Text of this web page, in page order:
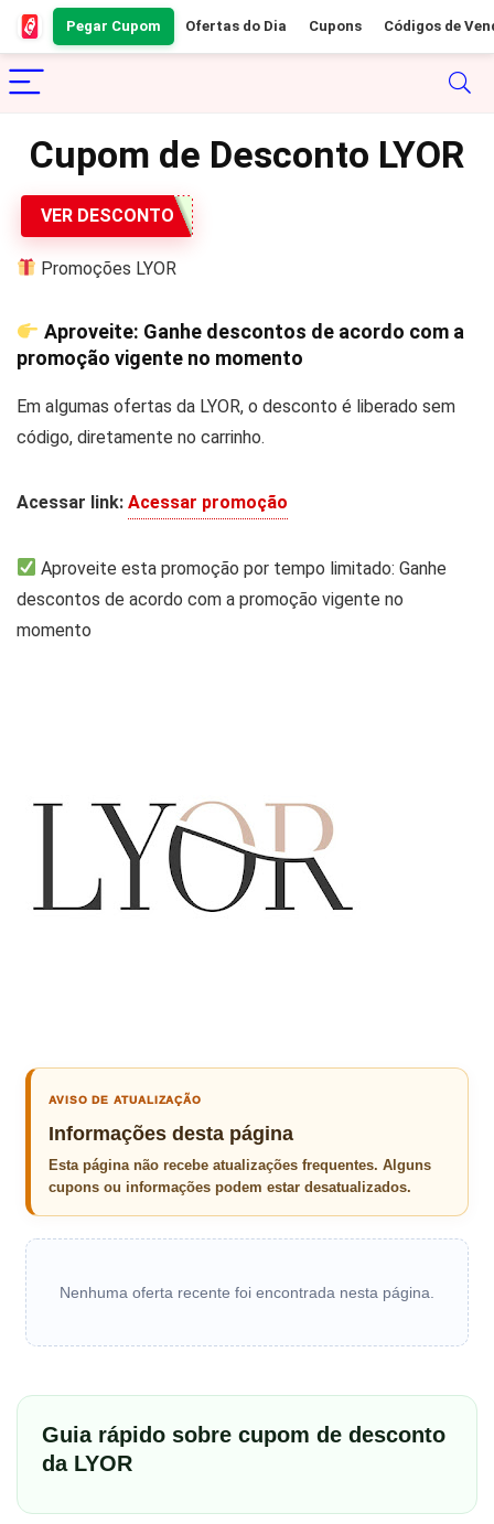
Pegar Cupom Ofertas do Dia Cupons Códigos de
Cupom de Desconto LYOR
VER DESCONTO
Promoções LYOR
Aproveite: Ganhe descontos de acordo com a
promoção vigente no momento
Em algumas ofertas da LYOR, o desconto é liberado sem
código, diretamente no carrinho.
Acessar link: Acessar promoção
Aproveite esta promoção por tempo limitado: Ganhe
descontos de acordo com a promoção vigente no
momento
AVISO DE ATUALIZAÇÃO
Informações desta página
Esta página não recebe atualizações frequentes. Alguns
cupons ou informações podem estar desatualizados.
Nenhuma oferta recente foi encontrada nesta página.
Guia rápido sobre cupom de desconto
da LYOR